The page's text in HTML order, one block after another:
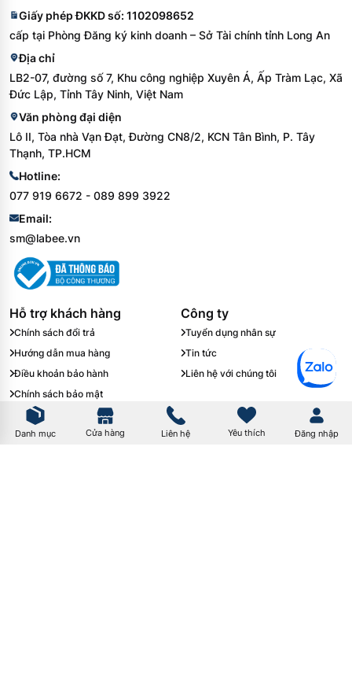
Giấy phép ĐKKD số: 1102098652
cấp tại Phòng Đăng ký kinh doanh – Sở Tài chính tỉnh Long An
Địa chỉ
LB2-07, đường số 7, Khu công nghiệp Xuyên Á, Ấp Tràm Lạc, Xã
Đức Lập, Tỉnh Tây Ninh, Việt Nam
Văn phòng đại diện
Lô II, Tòa nhà Vạn Đạt, Đường CN8/2, KCN Tân Bình, P. Tây
Thạnh, TP.HCM
Hotline:
077 919 6672 - 089 899 3922
Email:
sm@labee.vn
Hỗ trợ khách hàng
Chính sách đổi trả
Hướng dẫn mua hàng
Điều khoản bảo hành
Chính sách bảo mật
Dịch vụ kỹ thuật
Điều kiện giao dịch chung
Công ty
Tuyển dụng nhân sự
Tin tức
Liên hệ với chúng tôi
Danh mục Cửa hàng Liên hệ Yêu thích Đăng nhập